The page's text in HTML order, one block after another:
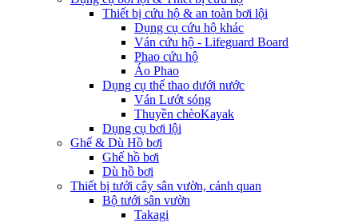
Thiết bị cứu hộ & an toàn bơi lội
Dụng cụ cứu hộ khác
Ván cứu hộ - Lifeguard Board
Phao cứu hộ
Áo Phao
Dụng cụ thể thao dưới nước
Ván Lướt sóng
Thuyền chèoKayak
Dụng cụ bơi lội
Ghế & Dù Hồ bơi
Ghế hồ bơi
Dù hồ bơi
Thiết bị tưới cây sân vườn, cảnh quan
Bộ tưới sân vườn
Takagi